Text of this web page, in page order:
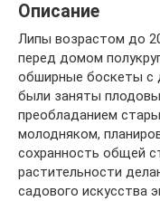
Описание
Липы возрастом до
перед домом
обширные боскеты с
были заняты
преобладанием
молодняком,
сохранность общей
растительности
садового искусства